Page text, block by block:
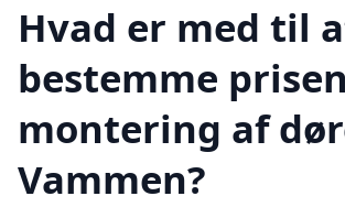
Hvad er med til
bestemme
montering af
Vammen?